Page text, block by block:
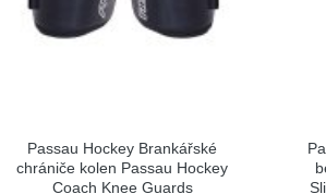
Passau Hockey Brankářské
chrániče kolen Passau Hockey
Coach Knee Guards